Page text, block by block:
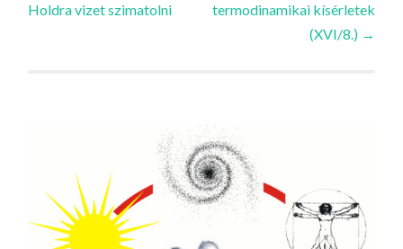
Holdra vizet szimatolni
termodinamikai kísérletek
(XVI/8.) →